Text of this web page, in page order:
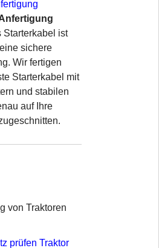
Starterkabel ist
sichere
Wir fertigen
Starterkabel mit
und stabilen
auf Ihre
von Traktoren